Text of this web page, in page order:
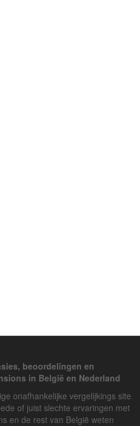
beoordelingen en
in België en Nederland
onafhankelijke vergelijkings site
of juist slechte ervaringen met
en de rest van België weten